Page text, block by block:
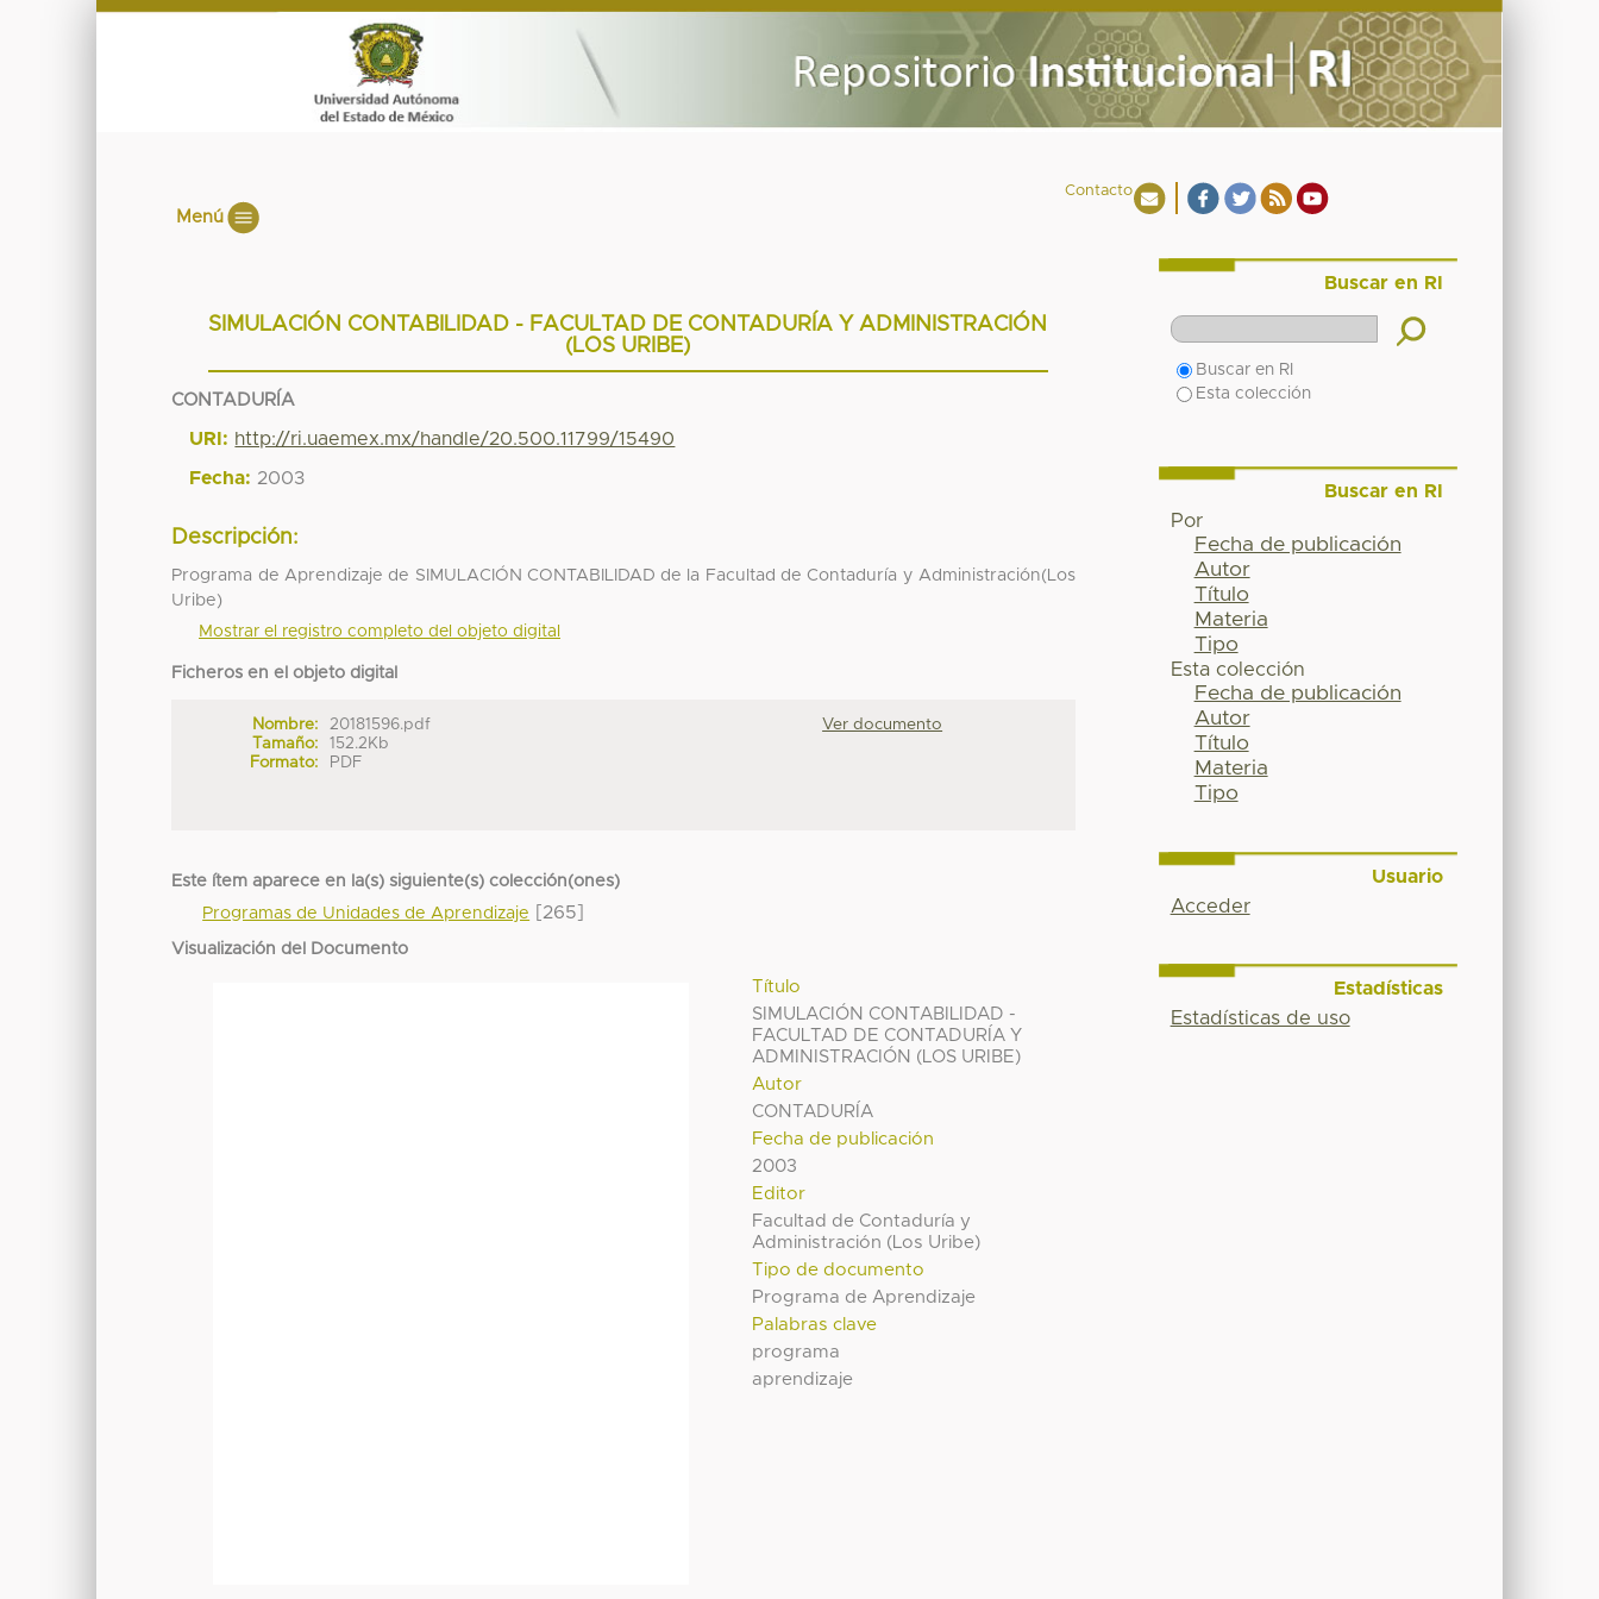
Contacto
Menú
SIMULACIÓN CONTABILIDAD - FACULTAD DE CONTADURÍA Y ADMINISTRACIÓN
(LOS URIBE)
CONTADURÍA
URI: http://ri.uaemex.mx/handle/20.500.11799/15490
Fecha: 2003
Descripción:
Programa de Aprendizaje de SIMULACIÓN CONTABILIDAD de la Facultad de Contaduría y Administración(Los
Uribe)
Mostrar el registro completo del objeto digital
Ficheros en el objeto digital
Nombre:
20181596.pdf
Tamaño:
152.2Kb
Formato:
PDF
Ver documento
Este ítem aparece en la(s) siguiente(s) colección(ones)
Programas de Unidades de Aprendizaje
[265]
Visualización del Documento
Título
SIMULACIÓN CONTABILIDAD -
FACULTAD DE CONTADURÍA Y
ADMINISTRACIÓN (LOS URIBE)
Autor
CONTADURÍA
Fecha de publicación
2003
Editor
Facultad de Contaduría y
Administración (Los Uribe)
Tipo de documento
Programa de Aprendizaje
Palabras clave
programa
aprendizaje
Buscar en RI
Buscar en RI
Esta colección
Buscar en RI
Por
Fecha de publicación
Autor
Título
Materia
Tipo
Esta colección
Fecha de publicación
Autor
Título
Materia
Tipo
Usuario
Acceder
Estadísticas
Estadísticas de uso